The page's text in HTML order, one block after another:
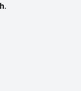
.